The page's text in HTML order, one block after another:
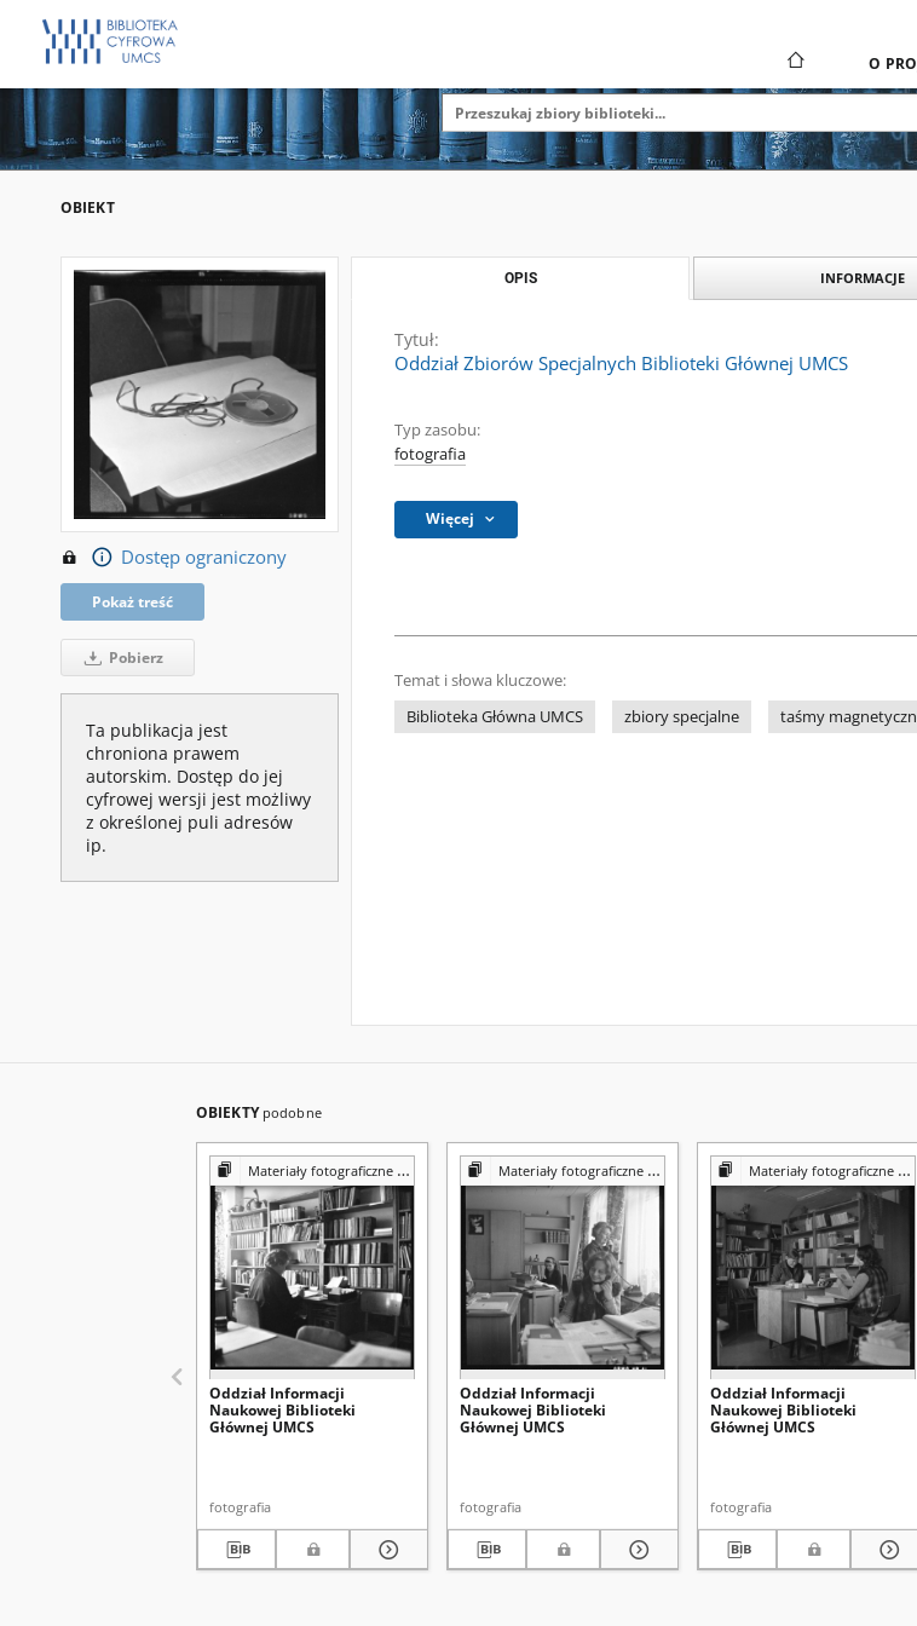
O
OBIEKT
Dostęp ograniczony
Pokaż treść
Pobierz
Ta publikacja jest
chroniona prawem
autorskim. Dostęp do jej
cyfrowej wersji jest możliwy
z określonej puli adresów
ip.
OPIS INFORMACJE
Tytuł:
Oddział Zbiorów Specjalnych Biblioteki Głównej UMCS
Typ zasobu:
fotografia
Więcej
Temat i słowa kluczowe:
Biblioteka Główna UMCS
zbiory specjalne taśmy
OBIEKTY podobne
Materiały fotograficzne z Pracowni Reprografii Biblioteki UMCS
Oddział Informacji
Naukowej Biblioteki
Głównej UMCS
fotografia
Materiały fotograficzne z Pracowni Reprografii Biblioteki UMCS
Oddział Informacji
Naukowej Biblioteki
Głównej UMCS
fotografia
Materiały fotograficzne z Pracowni Reprografii Biblioteki UMCS
Oddział Informacji
Naukowej Biblioteki
Głównej UMCS
fotografia